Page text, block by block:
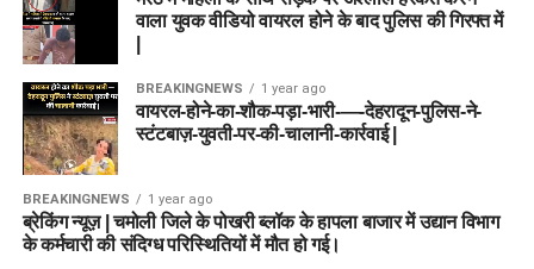
वाला युवक वीडियो वायरल होने के बाद पुलिस की गिरफ्त में
BREAKINGNEWS 1 year ago
वायरल-होने-का-शौक-पड़ा-भारी-—-देहरादून-पुलिस-ने-
स्टंटबाज़-युवती-पर-की-चालानी-कार्रवाई |
BREAKINGNEWS 1 year ago
ब्रेकिंग न्यूज़ | चमोली जिले के पोखरी ब्लॉक के हापला बाजार में उद्यान विभाग
के कर्मचारी की संदिग्ध परिस्थितियों में मौत हो गई।